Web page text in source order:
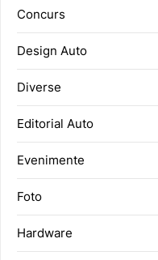
Concurs
Design Auto
Diverse
Editorial Auto
Evenimente
Foto
Hardware